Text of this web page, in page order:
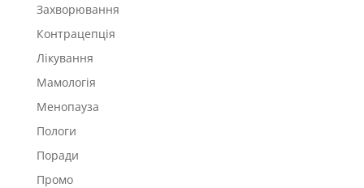
Захворювання
Контрацепція
Лікування
Мамологія
Менопауза
Пологи
Поради
Промо